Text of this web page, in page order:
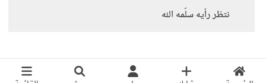
نتظر رأيه سلّمه الله